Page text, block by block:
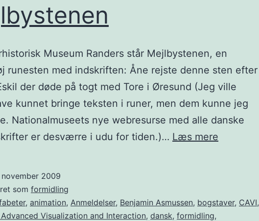
Museum Randers står Mejlbystenen, en
runesten med indskriften: Åne rejste denne sten efter
der døde på togt med Tore i Øresund (Jeg ville
kunnet bringe teksten i runer, men dem kunne jeg
Nationalmuseets nye webresurse med alle danske
er desværre i udu for tiden.)… Læs mere
2009
som formidling
, animation, Anmeldelser, Benjamin Asmussen, bogstaver, CAVI,
Visualization and Interaction, dansk, formidling,